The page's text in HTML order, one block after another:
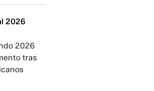
2026
2026
tras